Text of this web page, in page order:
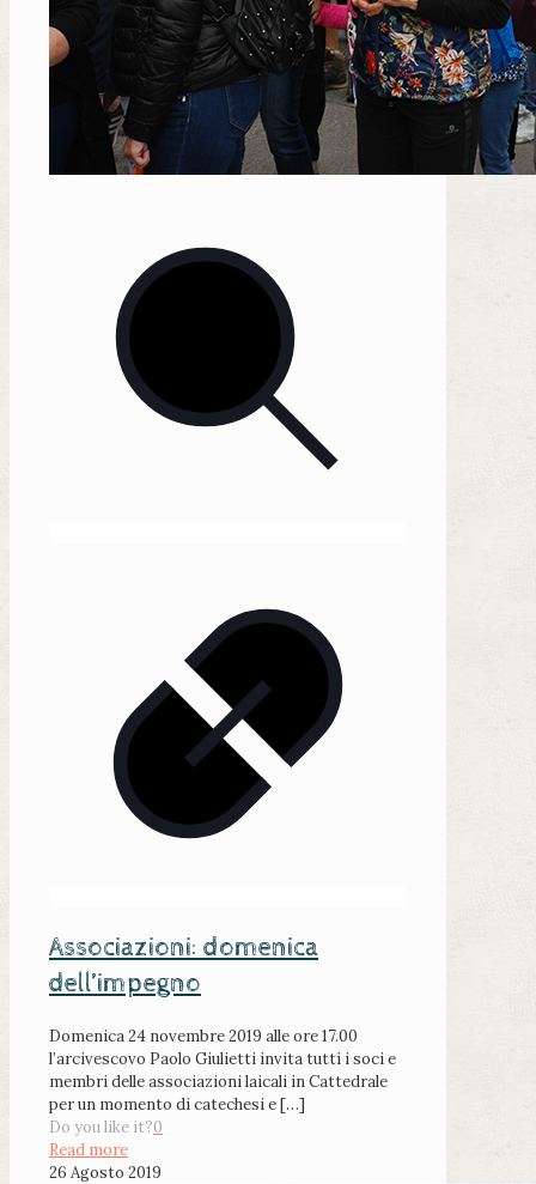
Associazioni: domenica
dell’impegno
Domenica 24 novembre 2019 alle ore 17.00
l’arcivescovo Paolo Giulietti invita tutti i soci e
membri delle associazioni laicali in Cattedrale
per un momento di catechesi e[…]
Do you like it?0
Read more
26 Agosto 2019